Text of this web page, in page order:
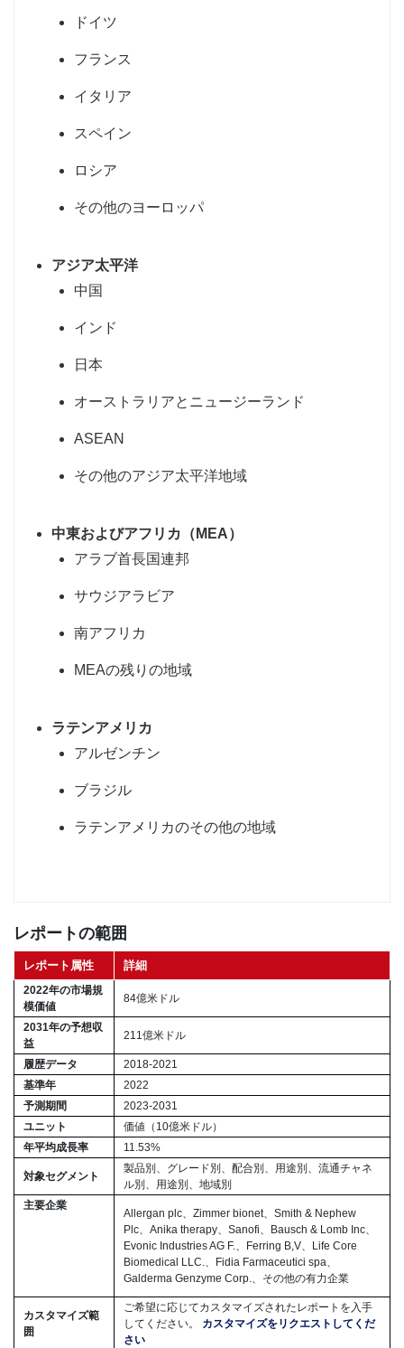
ドイツ
フランス
イタリア
スペイン
ロシア
その他のヨーロッパ
アジア太平洋
中国
インド
日本
オーストラリアとニュージーランド
ASEAN
その他のアジア太平洋地域
中東およびアフリカ（MEA）
アラブ首長国連邦
サウジアラビア
南アフリカ
MEAの残りの地域
ラテンアメリカ
アルゼンチン
ブラジル
ラテンアメリカのその他の地域
レポートの範囲
レポート属性 詳細
2022年の市場規
模価値
84億米ドル
2031年の予想収
益
211億米ドル
履歴データ
2018-2021
基準年
2022
予測期間
2023-2031
ユニット
価値（10億米ドル）
年平均成長率
11.53%
対象セグメント
製品別、グレード別、配合別、用途別、流通チャネ
ル別、用途別、地域別
主要企業
Allergan plc、Zimmer bionet、Smith & Nephew
Plc、Anika therapy、Sanofi、Bausch & Lomb Inc、
Evonic Industries AG F.、Ferring B,V、Life Core
Biomedical LLC.、Fidia Farmaceutici spa、
Galderma Genzyme Corp.、その他の有力企業
カスタマイズ範
囲
ご希望に応じてカスタマイズされたレポートを入手
してください。 カスタマイズをリクエストしてくだ
さい